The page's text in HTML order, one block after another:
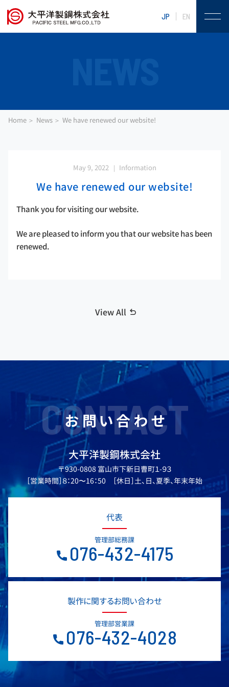
JP EN
Home News We have renewed our website!
May 9, 2022 Information
We have renewed our website!
Thank you for visiting our website.
We are pleased to inform you that our website has been
renewed.
View All
CONTACT
お問い合わせ
大平洋製鋼株式会社
〒930-0808 富山市下新日曹町１-９３
［営業時間］８：20〜16：50 ［休日］土、日、夏季、年末年始
代表
管理部総務課
076-432-4175
製作に関するお問い合わせ
管理部営業課
076-432-4028